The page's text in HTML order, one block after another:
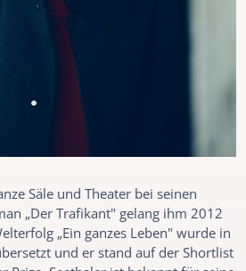
Säle und Theater bei seinen
„Der Trafikant" gelang ihm 2012
„Ein ganzes Leben" wurde in
und er stand auf der Shortlist